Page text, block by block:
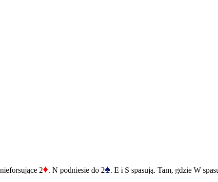
2♦. N podniesie do 2♠. E i S spasują. Tam, gdzie W